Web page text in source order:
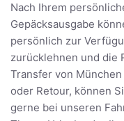
Nach Ihrem
Gepäcksausgabe
persönlich zur
zurücklehnen und die
Transfer von
oder Retour, können
gerne bei unseren